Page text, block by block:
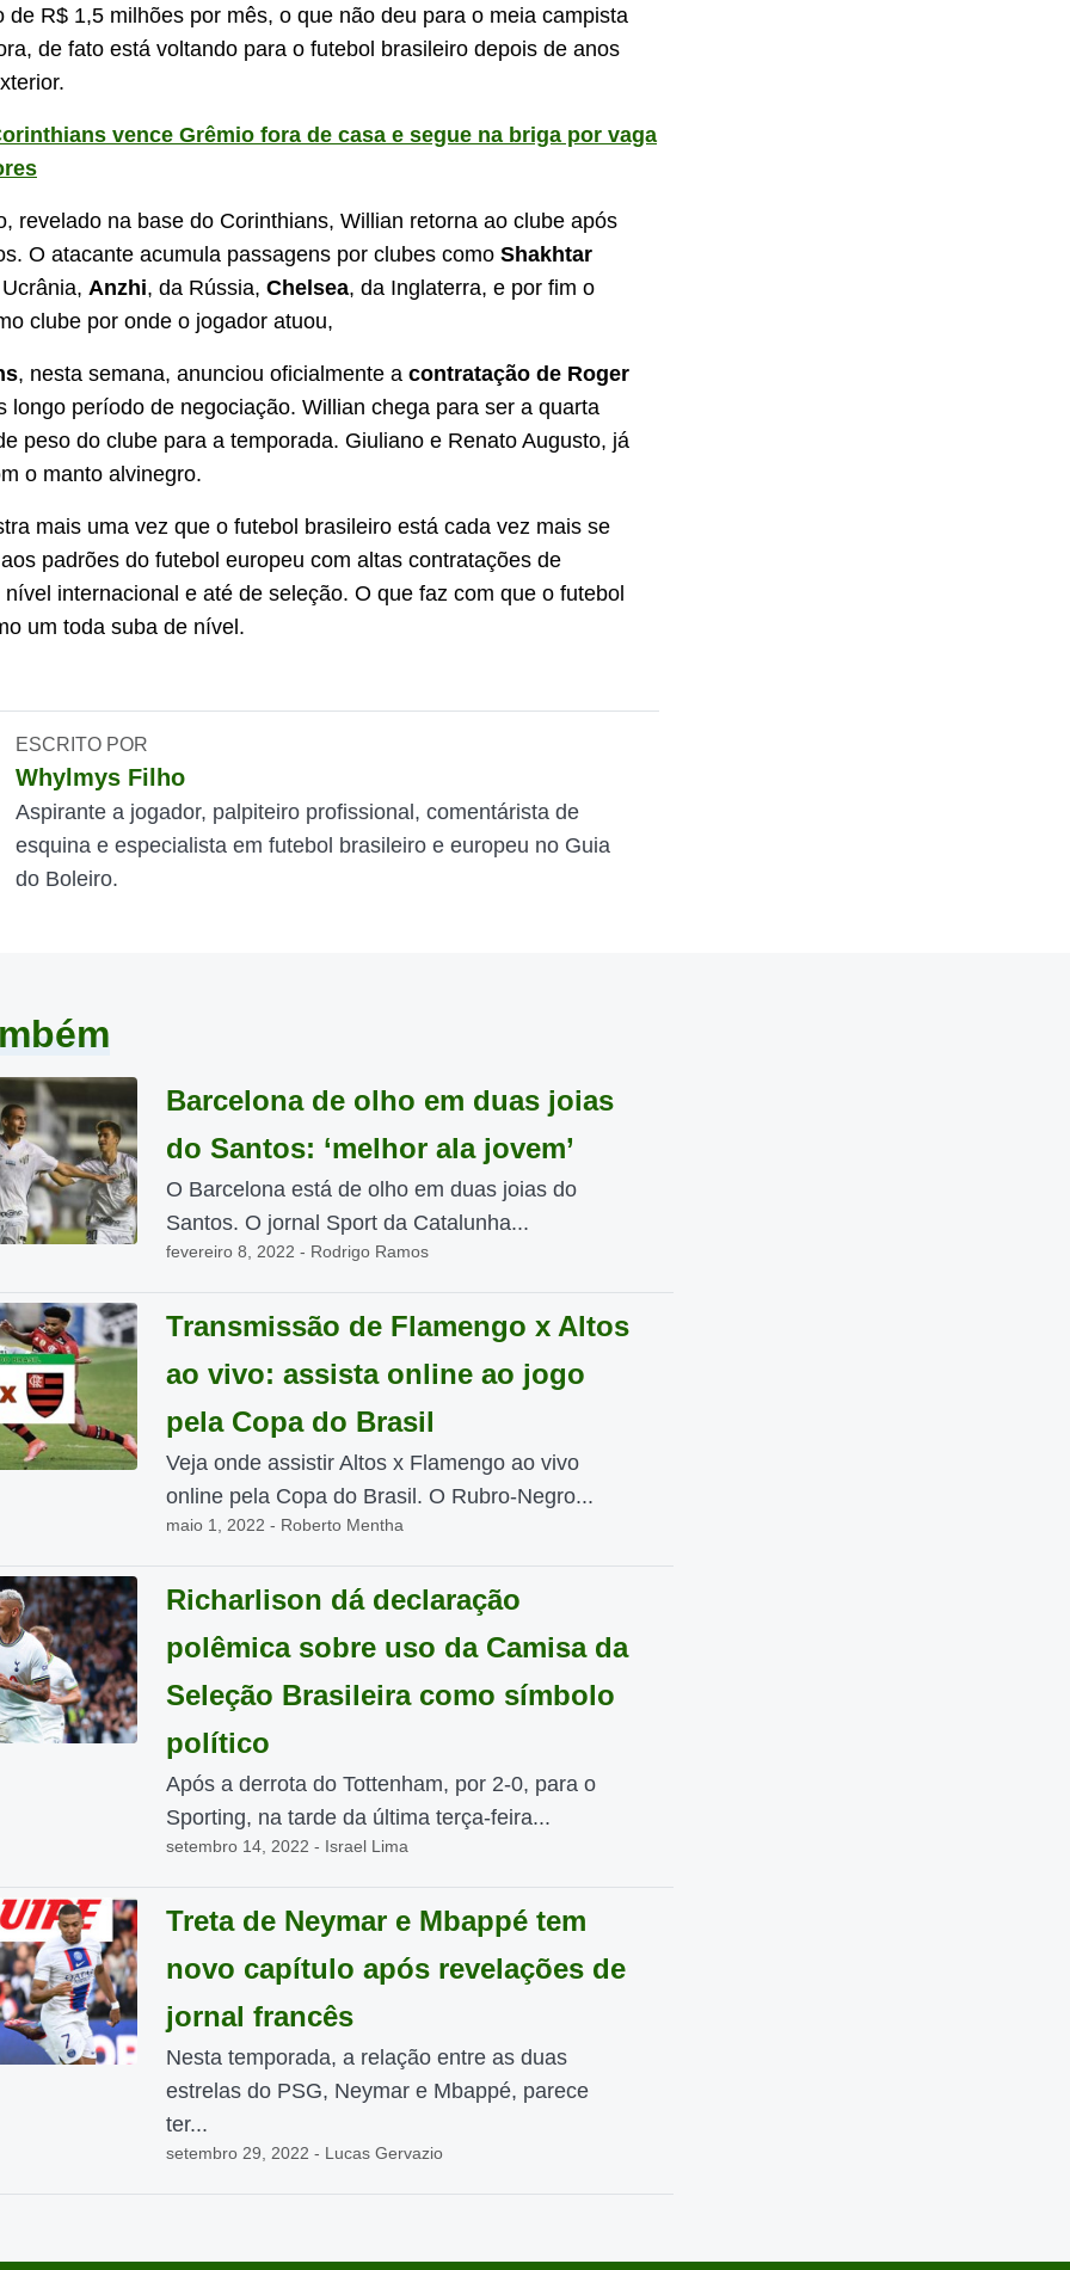
de R$ 1,5 milhões por mês, o que não deu para o meia campista
de fato está voltando para o futebol brasileiro depois de anos
vence Grêmio fora de casa e segue na briga por vaga
revelado na base do Corinthians, Willian retorna ao clube após
O atacante acumula passagens por clubes como Shakhtar
Anzhi, da Rússia, Chelsea, da Inglaterra, e por fim o
clube por onde o jogador atuou,
, nesta semana, anunciou oficialmente a contratação de Roger
longo período de negociação. Willian chega para ser a quarta
peso do clube para a temporada. Giuliano e Renato Augusto, já
o manto alvinegro.
mais uma vez que o futebol brasileiro está cada vez mais se
padrões do futebol europeu com altas contratações de
internacional e até de seleção. O que faz com que o futebol
um toda suba de nível.
ESCRITO POR
Whylmys Filho
Aspirante a jogador, palpiteiro profissional, comentárista de
esquina e especialista em futebol brasileiro e europeu no Guia
do Boleiro.
Barcelona de olho em duas joias
do Santos: ‘melhor ala jovem’
O Barcelona está de olho em duas joias do
Santos. O jornal Sport da Catalunha...
fevereiro 8, 2022 - Rodrigo Ramos
Transmissão de Flamengo x Altos
ao vivo: assista online ao jogo
pela Copa do Brasil
Veja onde assistir Altos x Flamengo ao vivo
online pela Copa do Brasil. O Rubro-Negro...
maio 1, 2022 - Roberto Mentha
Richarlison dá declaração
polêmica sobre uso da Camisa da
Seleção Brasileira como símbolo
político
Após a derrota do Tottenham, por 2-0, para o
Sporting, na tarde da última terça-feira...
setembro 14, 2022 - Israel Lima
Treta de Neymar e Mbappé tem
novo capítulo após revelações de
jornal francês
Nesta temporada, a relação entre as duas
estrelas do PSG, Neymar e Mbappé, parece
ter...
setembro 29, 2022 - Lucas Gervazio